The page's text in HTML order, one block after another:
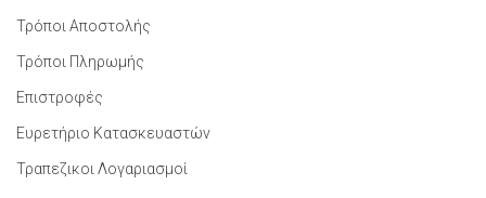
Τρόποι Αποστολής
Τρόποι Πληρωμής
Επιστροφές
Ευρετήριο Κατασκευαστών
Τραπεζικοι Λογαριασμοί